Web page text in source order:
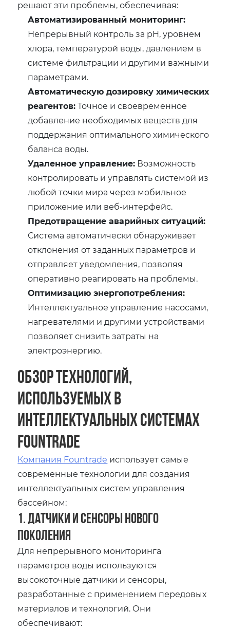
решают эти проблемы, обеспечивая:
Автоматизированный мониторинг:
Непрерывный контроль за pH, уровнем
хлора, температурой воды, давлением в
системе фильтрации и другими важными
параметрами.
Автоматическую дозировку химических
реагентов:Точное и своевременное
добавление необходимых веществ для
поддержания оптимального химического
баланса воды.
Удаленное управление: Возможность
контролировать и управлять системой из
любой точки мира через мобильное
приложение или веб-интерфейс.
Предотвращение аварийных ситуаций:
Система автоматически обнаруживает
отклонения от заданных параметров и
отправляет уведомления, позволяя
оперативно реагировать на проблемы.
Оптимизацию энергопотребления:
Интеллектуальное управление насосами,
нагревателями и другими устройствами
позволяет снизить затраты на
электроэнергию.
Обзор технологий,
используемых в
интеллектуальных системах
Fountrade
Компания Fountrade использует самые
современные технологии для создания
интеллектуальных систем управления
бассейном:
1. Датчики и сенсоры нового
поколения
Для непрерывного мониторинга
параметров воды используются
высокоточные датчики и сенсоры,
разработанные с применением передовых
материалов и технологий. Они
обеспечивают: